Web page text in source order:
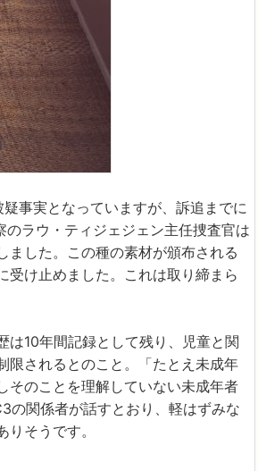
事実となっていますが、訴追までに
ラウ・ティジェジェン主任捜査官は
ました。この種の素材が頒布される
受け止めました。これは取り締まら
は10年間記録として残り、児童と関
限されるとのこと。「たとえ未成年
そのことを理解していない未成年者
の関係者が話すとおり、軽はずみな
そうです。